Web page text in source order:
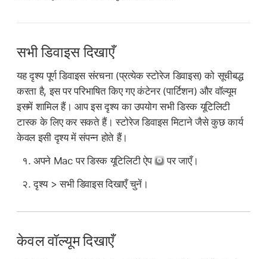
सभी डिवाइस दिखाएँ
यह दृश्य पूर्ण डिवाइस संरचना (प्रत्येक स्टोरेज डिवाइस) को सूचीबद्ध
करता है, इस पर परिभाषित किए गए कंटेनर (पार्टिशन) और वॉल्यूम
इसमें शामिल हैं। आप इस दृश्य का उपयोग सभी डिस्क यूटिलिटी
टास्क के लिए कर सकते हैं। स्टोरेज डिवाइस मिटाने जैसे कुछ कार्य
केवल इसी दृश्य में संपन्न होते हैं।
अपने Mac पर डिस्क यूटिलिटी ऐप
पर जाएँ।
दृश्य > सभी डिवाइस दिखाएँ चुनें।
केवल वॉल्यूम दिखाएँ